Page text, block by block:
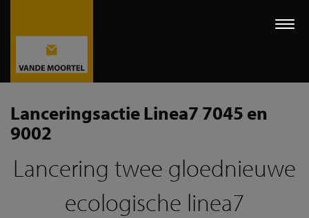
Lanceringsactie Linea7 7045 en
9002
Lancering twee gloednieuwe
ecologische linea7